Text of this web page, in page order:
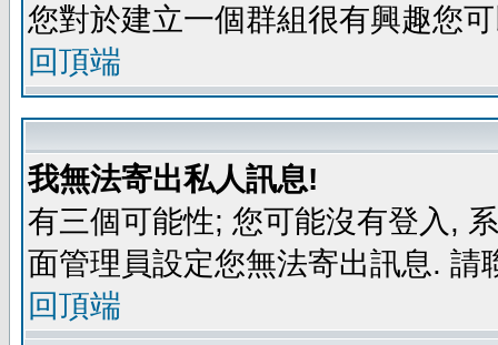
您對於建立一個群組很有興趣您
回頂端
我無法寄出私人訊息!
有三個可能性; 您可能沒有登入,
面管理員設定您無法寄出訊息. 請
回頂端